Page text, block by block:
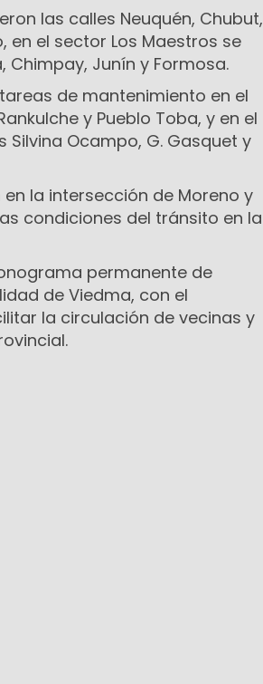
las calles Neuquén, Chubut,
en el sector Los Maestros se
Chimpay, Junín y Formosa.
de mantenimiento en el
y Pueblo Toba, y en el
Ocampo, G. Gasquet y
la intersección de Moreno y
condiciones del tránsito en la
permanente de
de Viedma, con el
la circulación de vecinas y